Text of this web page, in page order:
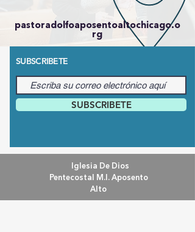
pastoradolfoaposentoaltochicago.o
rg
SUBSCRIBETE
SUBSCRIBETE
Iglesia De Dios
Pentecostal M.I. Aposento
Alto